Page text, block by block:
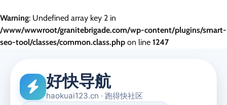
Warning: Undefined array key 2 in
/www/wwwroot/granitebrigade.com/wp-content/plugins/smart-
seo-tool/classes/common.class.php on line 1247